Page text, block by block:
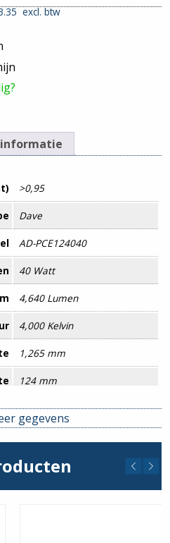
excl. btw
>0,95
Dave
AD-PCE124040
40 Watt
4,640 Lumen
4,000 Kelvin
1,265 mm
124 mm
90 mm
50,000 uur
E
gegevens